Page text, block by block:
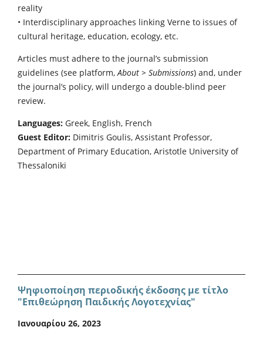
reality
• Interdisciplinary approaches linking Verne to issues of
cultural heritage, education, ecology, etc.
Articles must adhere to the journal’s submission
guidelines (see platform,About > Submissions) and, under
the journal’s policy, will undergo a double-blind peer
review.
Languages: Greek, English, French
Guest Editor: Dimitris Goulis, Assistant Professor,
Department of Primary Education, Aristotle University of
Thessaloniki
Ψηφιοποίηση περιοδικής έκδοσης με τίτλο
"Επιθεώρηση Παιδικής Λογοτεχνίας"
Ιανουαρίου 26, 2023